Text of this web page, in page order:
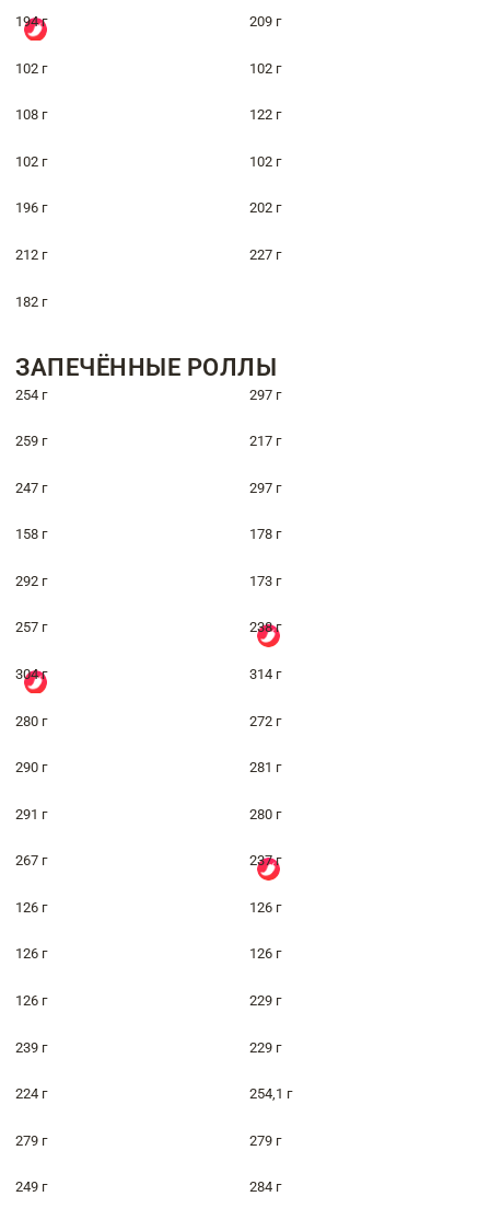
194 г 209 г
102 г 102 г
108 г 122 г
102 г 102 г
196 г 202 г
212 г 227 г
182 г
ЗАПЕЧЁННЫЕ РОЛЛЫ
254 г 297 г
259 г 217 г
247 г 297 г
158 г 178 г
292 г 173 г
257 г 238 г
304 г 314 г
280 г 272 г
290 г 281 г
291 г 280 г
267 г 237 г
126 г 126 г
126 г 126 г
126 г 229 г
239 г 229 г
224 г 254,1 г
279 г 279 г
249 г 284 г